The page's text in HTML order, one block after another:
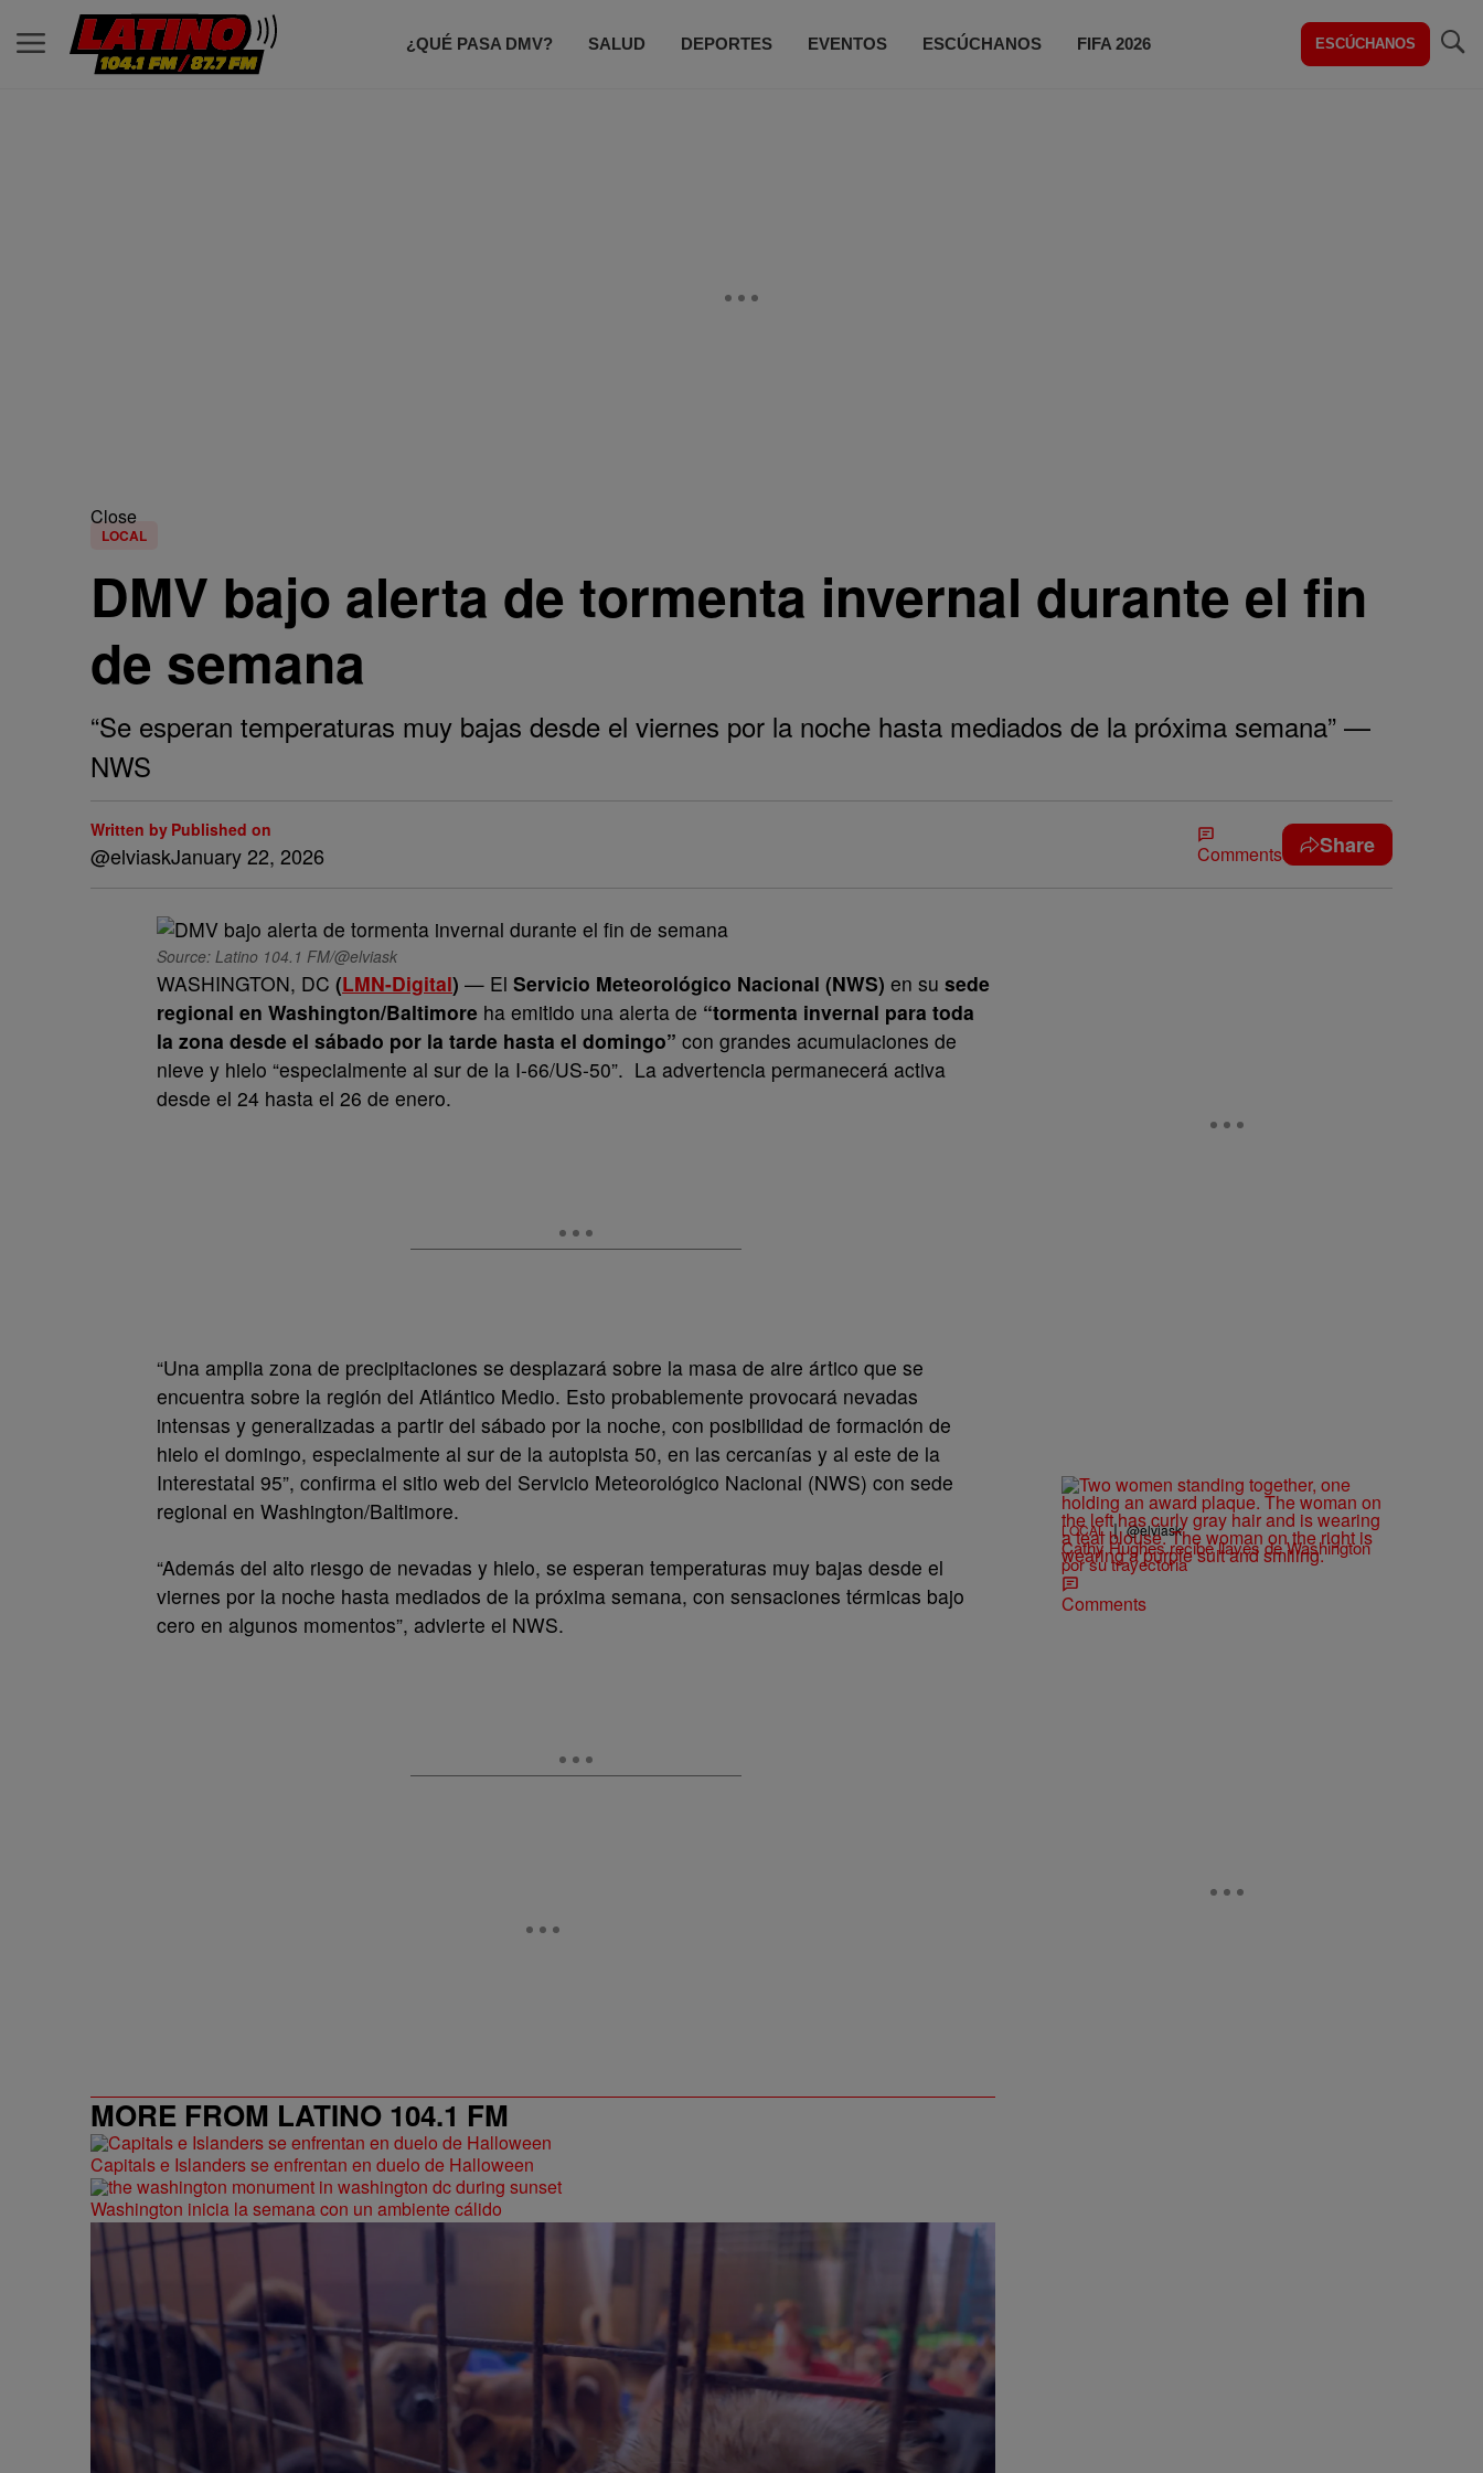
¿QUÉ PASA DMV? SALUD DEPORTES EVENTOS ESCÚCHANOS FIFA 2026 ESCÚCHANOS
Close
LOCAL
DMV bajo alerta de tormenta invernal durante el fin
de semana
“Se esperan temperaturas muy bajas desde el viernes por la noche hasta mediados de la próxima semana” —
NWS
Written by
@elviask
Published on
January 22, 2026 Comments Share
Source: Latino 104.1 FM/@elviask
WASHINGTON, DC (LMN-Digital) — El Servicio Meteorológico Nacional (NWS) en su sede
regional en Washington/Baltimore ha emitido una alerta de “tormenta invernal para toda
la zona desde el sábado por la tarde hasta el domingo” con grandes acumulaciones de
nieve y hielo “especialmente al sur de la I-66/US-50”. La advertencia permanecerá activa
desde el 24 hasta el 26 de enero.
“Una amplia zona de precipitaciones se desplazará sobre la masa de aire ártico que se
encuentra sobre la región del Atlántico Medio. Esto probablemente provocará nevadas
intensas y generalizadas a partir del sábado por la noche, con posibilidad de formación de
hielo el domingo, especialmente al sur de la autopista 50, en las cercanías y al este de la
Interestatal 95”, confirma el sitio web del Servicio Meteorológico Nacional (NWS) con sede
regional en Washington/Baltimore.
“Además del alto riesgo de nevadas y hielo, se esperan temperaturas muy bajas desde el
viernes por la noche hasta mediados de la próxima semana, con sensaciones térmicas bajo
cero en algunos momentos”, advierte el NWS.
MORE FROM LATINO 104.1 FM
Capitals e Islanders se enfrentan en duelo de Halloween
Washington inicia la semana con un ambiente cálido
LOCAL | @elviask
Cathy Hughes recibe llaves de Washington
por su trayectoria
Comments